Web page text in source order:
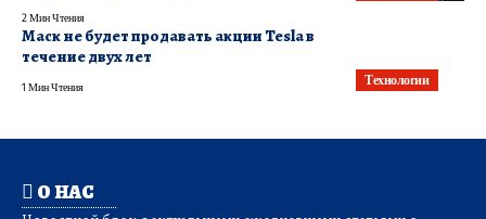
2 Мин Чтения
Технологии
Маск не будет продавать акции Tesla в
течение двух лет
1 Мин Чтения
О НАС